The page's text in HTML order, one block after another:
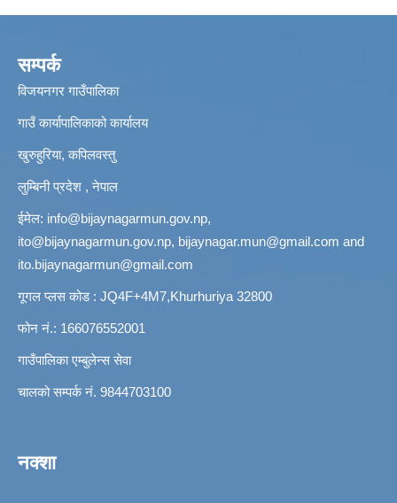
सम्पर्क
विजयनगर गाउँपालिका
गाउँ कार्यापालिकाको कार्यालय
खुरुहुरिया, कपिलवस्तु
लुम्बिनी प्रदेश , नेपाल
ईमेल: info@bijaynagarmun.gov.np,
ito@bijaynagarmun.gov.np, bijaynagar.mun@gmail.com and
ito.bijaynagarmun@gmail.com
गूगल प्लस कोड : JQ4F+4M7,Khurhuriya 32800
फोन नं.: 166076552001
गाउँपालिका एम्बुलेन्स सेवा
चालको सम्पर्क नं. 9844703100
नक्शा